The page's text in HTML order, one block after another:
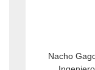
Nacho